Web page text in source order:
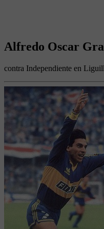
Alfredo Oscar
contra Independiente en